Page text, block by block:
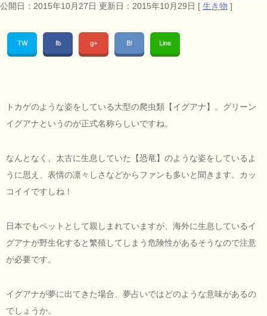
公開日： 2015年10月27日 更新日： 2015年10月29日 [ 生き物 ]
TW fb g+ B! Line
トカゲのような姿をしている大型の爬虫類【イグアナ】。グリーン
イグアナというのが正式名称らしいですね。
なんとなく、太古に生息していた【恐竜】のような姿をしているよ
うに思え、表情の凛々しさなどからファンも多いと聞きます。カッ
コイイですしね！
日本でもペットとして親しまれていますが、海外に生息しているイ
グアナが野生化すると繁殖してしまう危険性があるそうなので注意
が必要です。
イグアナが夢に出てきた場合、夢占いではどのような意味があるの
でしょうか。